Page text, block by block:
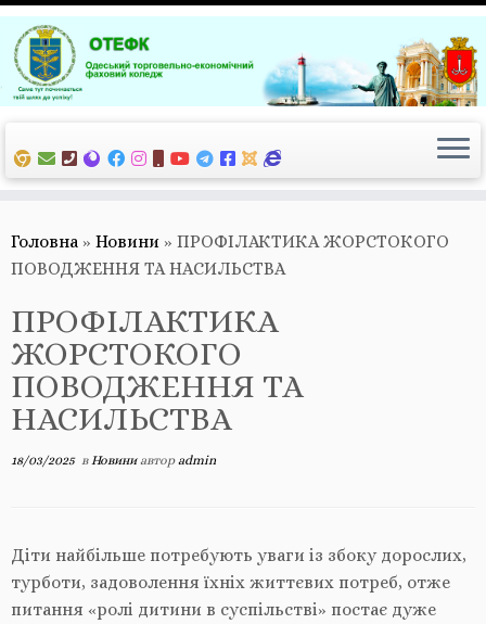
Перейти
до
вмісту
Головна » Новини » ПРОФІЛАКТИКА ЖОРСТОКОГО
ПОВОДЖЕННЯ ТА НАСИЛЬСТВА
ПРОФІЛАКТИКА
ЖОРСТОКОГО
ПОВОДЖЕННЯ ТА
НАСИЛЬСТВА
18/03/2025в Новиниавторadmin
Діти найбільше потребують уваги із збоку дорослих,
турботи, задоволення їхніх життєвих потреб, отже
питання «ролі дитини в суспільстві» постає дуже